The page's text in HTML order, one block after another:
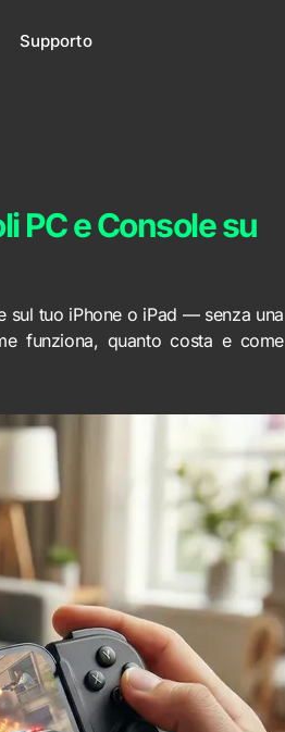
Supporto
PC e Console su
sul tuo iPhone o iPad — senza una
funziona, quanto costa e come